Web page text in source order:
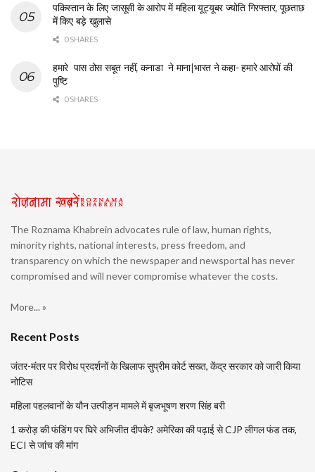
पकिस्तान के लिए जासूसी के आरोप में महिला यूट्यूबर ज्योति गिरफ्तार, पूछताछ
में किए बड़े खुलासे
0 SHARES
हमारे पास ठोस सबूत नहीं, कनाडा ने माना|भारत ने कहा- हमारे आरोपों की
पुष्टि
0 SHARES
The Roznama Khabrein advocates rule of law, human rights,
minority rights, national interests, press freedom, and
transparency on which the newspaper and newsportal has never
compromised and will never compromise whatever the costs.
More... »
Recent Posts
जंतर-मंतर पर विरोध प्रदर्शनों के खिलाफ सुप्रीम कोर्ट सख्त, केंद्र सरकार को जारी किया
नोटिस
महिला पहलवानों के यौन उत्पीड़न मामले में बृजभूषण शरण सिंह बरी
1 करोड़ की फंडिंग पर घिरे अभिजीत दीपके? अमेरिका की पढ़ाई से CJP लीगल फंड तक,
ECI से जांच की मांग